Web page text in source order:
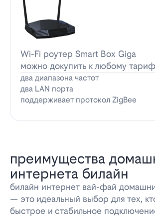
Wi-Fi роутер Smart Box Giga
можно докупить к любому
два диапазона частот
два LAN порта
поддерживает протокол ZigBee
преимущества
интернета билайн
билайн интернет вай-фай
— это идеальный выбор для тех,
быстрое и стабильное